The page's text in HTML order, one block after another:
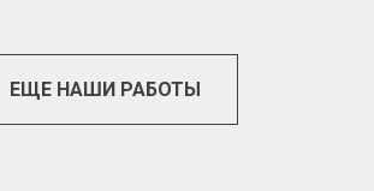
ЕЩЕ НАШИ РАБОТЫ